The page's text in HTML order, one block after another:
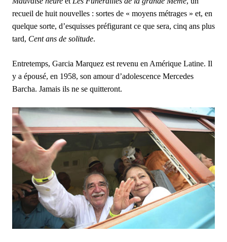
recueil de huit nouvelles : sortes de « moyens métrages » et, en
quelque sorte, d’esquisses préfigurant ce que sera, cinq ans plus
tard, Cent ans de solitude.
Entretemps, Garcia Marquez est revenu en Amérique Latine. Il
y a épousé, en 1958, son amour d’adolescence Mercedes
Barcha. Jamais ils ne se quitteront.